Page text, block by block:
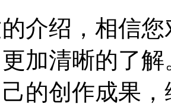
介绍，相信
加清晰的了
的创作成果